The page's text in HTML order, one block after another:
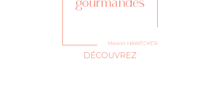
gourmandes
DÉCOUVREZ